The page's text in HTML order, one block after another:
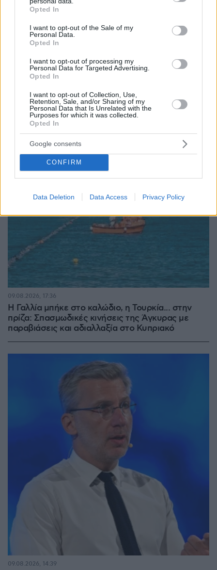
grant or deny consent to Google and its third-party tags to
use your data for below specified purposes in below Google
consent section.
Opted In
I want to opt-out of the Sale of my
Personal Data.
Opted In
I want to opt-out of processing my
Personal Data for Targeted Advertising.
Opted In
I want to opt-out of Collection, Use,
Retention, Sale, and/or Sharing of my
Personal Data that Is Unrelated with the
Purposes for which it was collected.
Opted In
Google consents
CONFIRM
Data Deletion Data Access Privacy Policy
Η Πολιτική Αεροπορία διαπίστωσε κενό στον νόμο
όταν ένας... απίθανος τύπος προσγείωσε το
λουόμενους - Παρέμβαση Εισαγγελέα
Η Γαλλία μπήκε στο καλώδιο, η Τουρκία... στην
πρίζα: Σπασμωδικές κινήσεις της Άγκυρας με
παραβιάσεις και αδιαλλαξία στο Κυπριακό
09.08.2026, 17:36
09.08.2026, 14:39